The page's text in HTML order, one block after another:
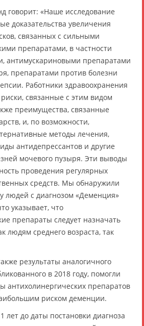
говорит: «Наше исследование
доказательства увеличения
связанных с сильными
препаратами, в частности
антимускариновыми препаратами
препаратами против болезни
Работники здравоохранения
связанные с этим видом
преимущества, связанные
и, по возможности,
методы лечения,
антидепрессантов и другие
мочевого пузыря. Эти выводы
проведения регулярных
средств. Мы обнаружили
людей с диагнозом «Деменция»
указывает, что
препараты следует назначать
людям среднего возраста, так
результаты аналогичного
в 2018 году, помогли
антихолинергических препаратов
риском деменции.
лет до даты постановки диагноза